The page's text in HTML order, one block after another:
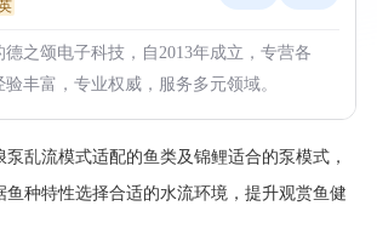
德之颂电子科技，自2013年成立，专营各
丰富，专业权威，服务多元领域。
泵乱流模式适配的鱼类及锦鲤适合的泵模式，
鱼种特性选择合适的水流环境，提升观赏鱼健